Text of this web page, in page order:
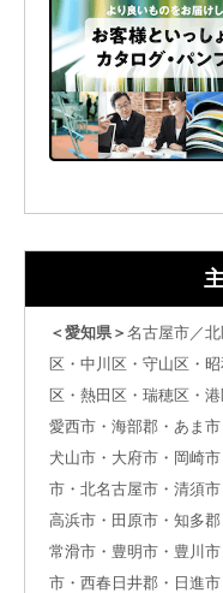
＜愛知県＞ 名古屋市／
区・中川区・守山区・
区・熱田区・瑞穂区・港
愛西市・海部郡・あま市
犬山市・大府市・岡崎
市・北名古屋市・清須
高浜市・田原市・知多
常滑市・豊明市・豊川
市・西春日井郡・日進